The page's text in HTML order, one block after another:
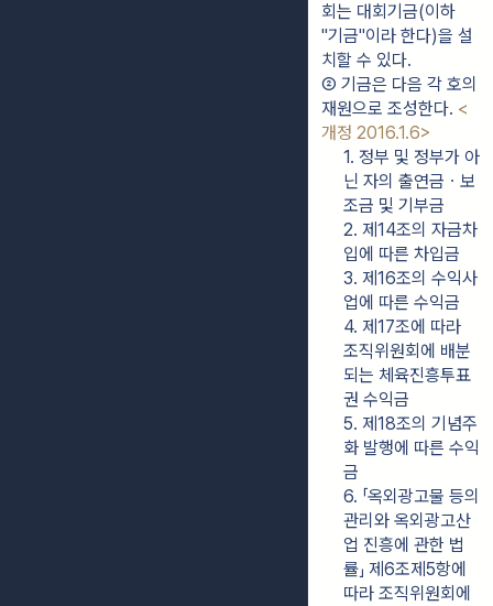
회는 대회기금(이하
"기금"이라 한다)을 설
치할 수 있다.
② 기금은 다음 각 호의
재원으로 조성한다. <
개정 2016.1.6>
1. 정부 및 정부가 아
닌 자의 출연금ㆍ보
조금 및 기부금
2. 제14조의 자금차
입에 따른 차입금
3. 제16조의 수익사
업에 따른 수익금
4. 제17조에 따라
조직위원회에 배분
되는 체육진흥투표
권 수익금
5. 제18조의 기념주
화 발행에 따른 수익
금
6. 「옥외광고물 등의
관리와 옥외광고산
업 진흥에 관한 법
률」 제6조제5항에
따라 조직위원회에